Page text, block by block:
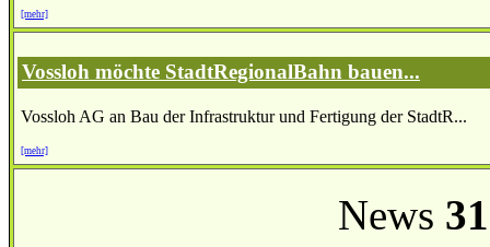
[mehr]
Vossloh möchte StadtRegionalBahn bauen...
Vossloh AG an Bau der Infrastruktur und Fertigung der StadtR...
[mehr]
News